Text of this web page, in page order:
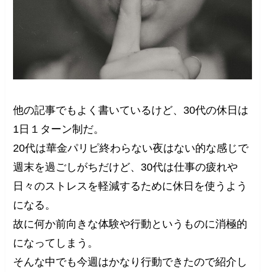
他の記事でもよく書いているけど、30代の休日は
1日１ターン制だ。
20代は華金パリピ終わらない夜はない的な感じで
週末を過ごしがちだけど、30代は仕事の疲れや
日々のストレスを軽減するために休日を使うよう
になる。
故に何か前向きな体験や行動というものに消極的
になってしまう。
そんな中でも今週はかなり行動できたので紹介し